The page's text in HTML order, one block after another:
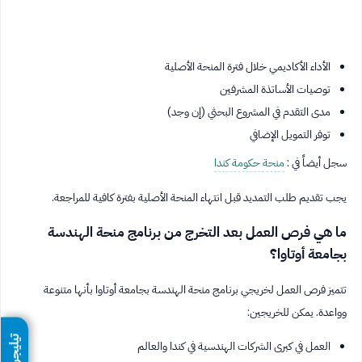
الأداء الأكاديمي خلال فترة المنحة الأصلية
توصيات الأساتذة المشرفين
مدى التقدم في المشروع البحثي (إن وجد)
توفر التمويل الإضافي
سجل أيضاً في :منحة حكومة كندا
يجب تقديم طلب التمديد قبل انتهاء المنحة الأصلية بفترة كافية للمراجعة.
ما هي فرص العمل بعد التخرج من برنامج منحة الهندسة
بجامعة أوتاوا؟
تتميز فرص العمل لخريجي برنامج منحة الهندسة بجامعة أوتاوا بأنها متنوعة
وواعدة. يمكن للخريجين:
العمل في كبرى الشركات الهندسية في كندا والعالم